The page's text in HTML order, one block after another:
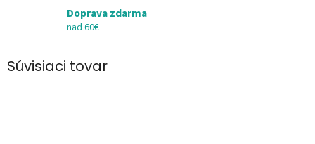
Doprava zdarma
nad 60€
Súvisiaci tovar